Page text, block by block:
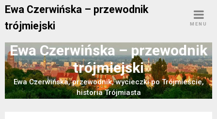
Skip
content
Ewa Czerwińska – przewodnik
trójmiejski
MENU
Ewa Czerwińska – przewodnik
trójmiejski
Ewa Czerwińska, przewodnik, wycieczki po Trójmieście,
historia Trójmiasta